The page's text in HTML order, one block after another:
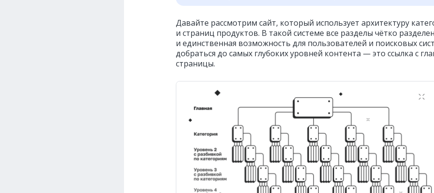
Давайте рассмотрим сайт, который использует архитектуру
и страниц продуктов. В такой системе все разделы чётко
и единственная возможность для пользователей и поисковых
добраться до самых глубоких уровней контента — это ссылка с
страницы.